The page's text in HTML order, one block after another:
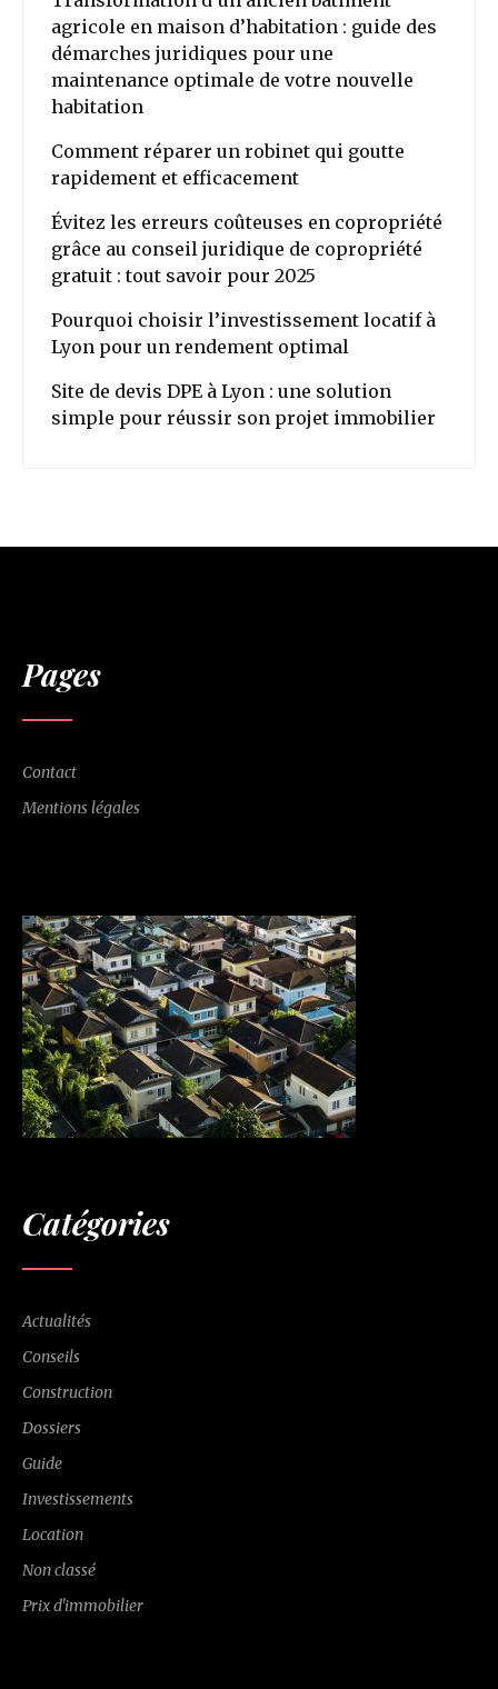
agricole en maison d’habitation : guide des
démarches juridiques pour une
maintenance optimale de votre nouvelle
habitation
Comment réparer un robinet qui goutte
rapidement et efficacement
Évitez les erreurs coûteuses en copropriété
grâce au conseil juridique de copropriété
gratuit : tout savoir pour 2025
Pourquoi choisir l’investissement locatif à
Lyon pour un rendement optimal
Site de devis DPE à Lyon : une solution
simple pour réussir son projet immobilier
Pages
Contact
Mentions légales
Catégories
Actualités
Conseils
Construction
Dossiers
Guide
Investissements
Location
Non classé
Prix d'immobilier